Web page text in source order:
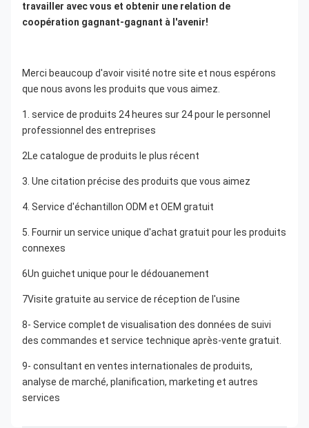
travailler avec vous et obtenir une relation de
coopération gagnant-gagnant à l'avenir!
Merci beaucoup d'avoir visité notre site et nous espérons
que nous avons les produits que vous aimez.
1. service de produits 24 heures sur 24 pour le personnel
professionnel des entreprises
2Le catalogue de produits le plus récent
3. Une citation précise des produits que vous aimez
4. Service d'échantillon ODM et OEM gratuit
5. Fournir un service unique d'achat gratuit pour les produits
connexes
6Un guichet unique pour le dédouanement
7Visite gratuite au service de réception de l'usine
8- Service complet de visualisation des données de suivi
des commandes et service technique après-vente gratuit.
9- consultant en ventes internationales de produits,
analyse de marché, planification, marketing et autres
services